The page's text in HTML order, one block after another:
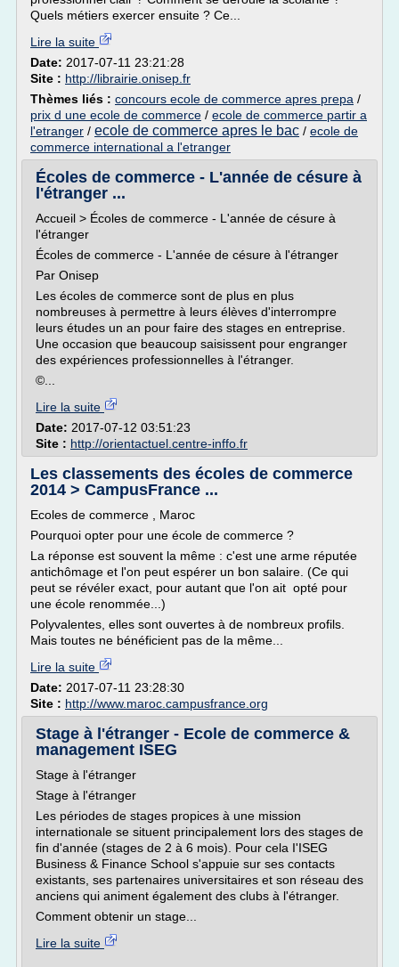
Quels métiers exercer ensuite ? Ce...
Lire la suite
Date: 2017-07-11 23:21:28
Site : http://librairie.onisep.fr
Thèmes liés : concours ecole de commerce apres prepa /
prix d une ecole de commerce / ecole de commerce partir a
l'etranger / ecole de commerce apres le bac / ecole de
commerce international a l'etranger
Écoles de commerce - L'année de césure à
l'étranger ...
Accueil > Écoles de commerce - L'année de césure à
l'étranger
Écoles de commerce - L'année de césure à l'étranger
Par Onisep
Les écoles de commerce sont de plus en plus
nombreuses à permettre à leurs élèves d'interrompre
leurs études un an pour faire des stages en entreprise.
Une occasion que beaucoup saisissent pour engranger
des expériences professionnelles à l'étranger.
©...
Lire la suite
Date: 2017-07-12 03:51:23
Site : http://orientactuel.centre-inffo.fr
Les classements des écoles de commerce
2014 > CampusFrance ...
Ecoles de commerce , Maroc
Pourquoi opter pour une école de commerce ?
La réponse est souvent la même : c'est une arme réputée
antichômage et l'on peut espérer un bon salaire. (Ce qui
peut se révéler exact, pour autant que l'on ait opté pour
une école renommée...)
Polyvalentes, elles sont ouvertes à de nombreux profils.
Mais toutes ne bénéficient pas de la même...
Lire la suite
Date: 2017-07-11 23:28:30
Site : http://www.maroc.campusfrance.org
Stage à l'étranger - Ecole de commerce &
management ISEG
Stage à l'étranger
Stage à l'étranger
Les périodes de stages propices à une mission
internationale se situent principalement lors des stages de
fin d'année (stages de 2 à 6 mois). Pour cela I'ISEG
Business & Finance School s'appuie sur ses contacts
existants, ses partenaires universitaires et son réseau des
anciens qui animent également des clubs à l'étranger.
Comment obtenir un stage...
Lire la suite